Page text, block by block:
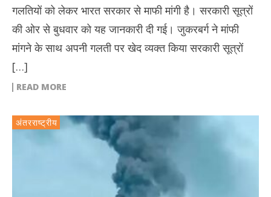
गलतियों को लेकर भारत सरकार से माफी मांगी है। सरकारी सूत्रों
की ओर से बुधवार को यह जानकारी दी गई। जुकरबर्ग ने मांफी
मांगने के साथ अपनी गलती पर खेद व्यक्त किया सरकारी सूत्रों
[…]
READ MORE
अंतरराष्ट्रीय